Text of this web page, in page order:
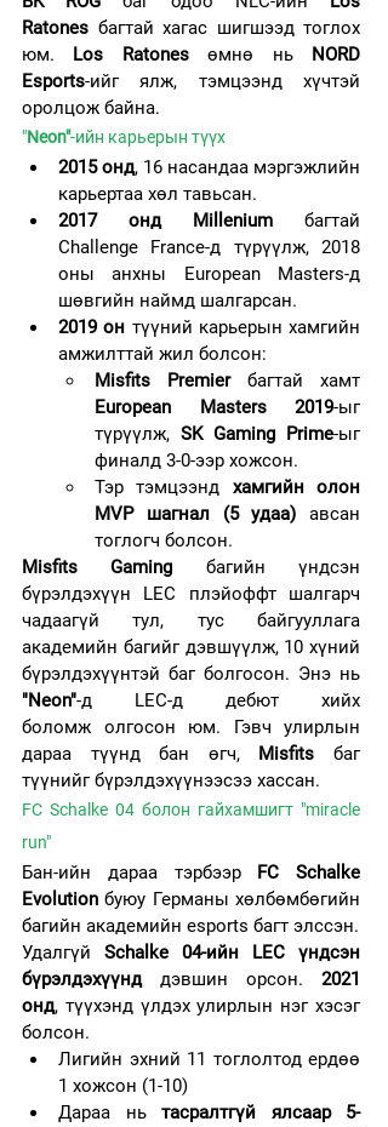
Ratones багтай хагас шигшээд тоглох
юм.
Los Ratones өмнө нь
NORD
Esports-ийг ялж, тэмцээнд хүчтэй
оролцож байна.
"Neon"-ийн карьерын түүх
2015 онд, 16 насандаа мэргэжлийн
карьертаа хөл тавьсан.
2017 онд
Millenium багтай
Challenge France-д түрүүлж, 2018
оны анхны European Masters-д
шөвгийн наймд шалгарсан.
2019 он түүний карьерын хамгийн
амжилттай жил болсон:
Misfits Premier
European Masters 2019-ыг
түрүүлж, SK Gaming Prime-ыг
финалд 3-0-ээр хожсон.
Тэр тэмцээнд хамгийн олон
MVP шагнал (5 удаа) авсан
тоглогч болсон.
Misfits Gaming багийн үндсэн
бүрэлдэхүүн LEC плэйоффт шалгарч
чадаагүй тул, тус байгууллага
академийн багийг дэвшүүлж, 10 хүний
"Neon"-д LEC-д дебют хийх
боломж олгосон юм. Гэвч улирлын
дараа түүнд бан өгч, Misfits баг
түүнийг бүрэлдэхүүнээсээ хассан.
FC Schalke 04 болон гайхамшигт "miracle
run"
Бан-ийн дараа тэрбээр
FC Schalke
Evolution буюу Германы хөлбөмбөгийн
багийн академийн esports багт элссэн.
Удалгүй Schalke 04-ийн LEC үндсэн
бүрэлдэхүүнд дэвшин орсон. 2021
онд, түүхэнд үлдэх улирлын нэг хэсэг
болсон.
Лигийн эхний 11 тоглолтод ердөө
1 хожсон (1-10)
Дараа нь тасралтгүй ялсаар 5-